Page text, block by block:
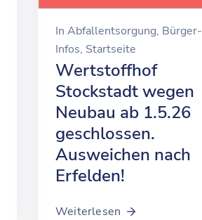
In Abfallentsorgung‚ Bürger-
Infos‚ Startseite
Wertstoffhof
Stockstadt wegen
Neubau ab 1.5.26
geschlossen.
Ausweichen nach
Erfelden!
Weiterlesen